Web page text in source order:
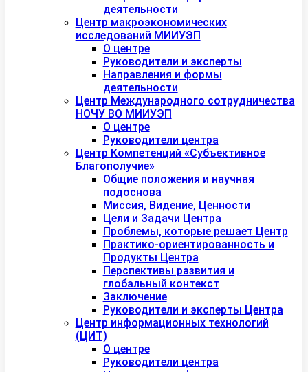
деятельности
Центр макроэкономических
исследований МИИУЭП
О центре
Руководители и эксперты
Направления и формы
деятельности
Центр Международного сотрудничества
НОЧУ ВО МИИУЭП
О центре
Руководители центра
Центр Компетенций «Субъективное
Благополучие»
Общие положения и научная
подоснова
Миссия, Видение, Ценности
Цели и Задачи Центра
Проблемы, которые решает Центр
Практико-ориентированность и
Продукты Центра
Перспективы развития и
глобальный контекст
Заключение
Руководители и эксперты Центра
Центр информационных технологий
(ЦИТ)
О центре
Руководители центра